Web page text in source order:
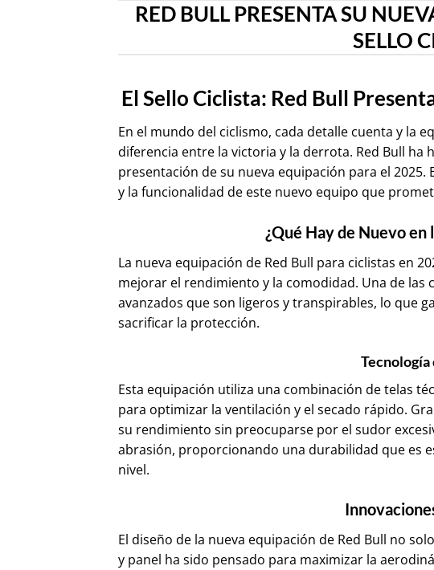
RED BULL PRESENTA SU
SELLO
El Sello Ciclista: Red Bull
En el mundo del ciclismo, cada detalle cuenta y la
diferencia entre la victoria y la derrota. Red Bull ha
presentación de su nueva equipación para el
y la funcionalidad de este nuevo equipo que
¿Qué Hay de Nuevo en
La nueva equipación de Red Bull para ciclistas en
mejorar el rendimiento y la comodidad. Una de las
avanzados que son ligeros y transpirables, lo que
sacrificar la protección.
Tecnología
Esta equipación utiliza una combinación de telas
para optimizar la ventilación y el secado rápido.
su rendimiento sin preocuparse por el sudor
abrasión, proporcionando una durabilidad que es
nivel.
El diseño de la nueva equipación de Red Bull no
y panel ha sido pensado para maximizar la